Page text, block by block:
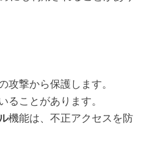
攻撃から保護します。
ることがあります。
機能は、不正アクセスを防